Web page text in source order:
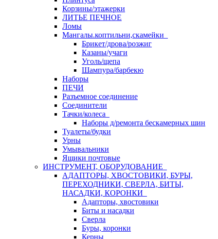
Корзины/этажерки
ЛИТЬЕ ПЕЧНОЕ
Ломы
Мангалы.коптильни,скамейки
Брикет/дрова/розжиг
Казаны/учаги
Уголь/щепа
Шампура/барбекю
Наборы
ПЕЧИ
Разъемное соединение
Соединители
Тачки/колеса
Наборы д/ремонта бескамерных шин
Туалеты/будки
Урны
Умывальники
Ящики почтовые
ИНСТРУМЕНТ, ОБОРУДОВАНИЕ
АДАПТОРЫ, ХВОСТОВИКИ, БУРЫ,
ПЕРЕХОДНИКИ, СВЕРЛА, БИТЫ,
НАСАДКИ, КОРОНКИ
Адапторы, хвостовики
Биты и насадки
Сверла
Буры, коронки
Керны